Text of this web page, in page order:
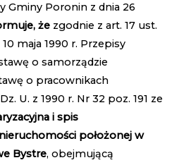
Gminy Poronin z dnia 26
żezgodnie z art. 17 ust.
maja 1990 r. Przepisy
o samorządzie
o pracownikach
U. z 1990 r. Nr 32 poz. 191 ze
i spis
położonej w
Bystre, obejmującą